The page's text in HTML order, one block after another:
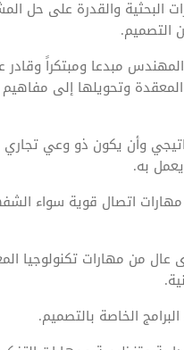
البحثية والقدرة على حل
التصميم.
مبدعا ومبتكراً وقادر
المعقدة وتحويلها إلى مفاهيم
وأن يكون ذو وعي تجاري
به.
اتصال قوية سواء
من مهارات تكنولوجيا
الخاصة بالتصميم.